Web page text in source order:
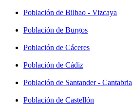
Población de Bilbao - Vizcaya
Población de Burgos
Población de Cáceres
Población de Cádiz
Población de Santander - Cantabria
Población de Castellón